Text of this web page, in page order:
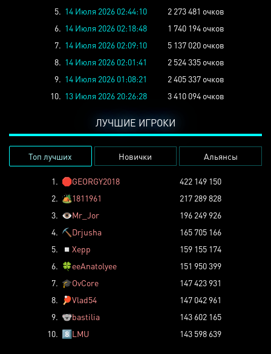
5. 14 Июля 2026 02:44:10
2 273 481 очков
6. 14 Июля 2026 02:18:48
1 740 194 очков
7. 14 Июля 2026 02:09:10
5 137 020 очков
8. 14 Июля 2026 02:01:41
2 524 335 очков
9. 14 Июля 2026 01:08:21
2 405 337 очков
10. 13 Июля 2026 20:26:28 3 410 094 очков
ЛУЧШИЕ ИГРОКИ
Топ лучших Новички Альянсы
1. 🛑GEORGY2018
422 149 150
2. 🏕️1811961
217 289 828
3. 👁️Mr_Jor
196 249 926
4. ⛏️ Drjusha
165 705 166
5.
◽ Xepp
159 155 174
6. 🍀eeAnatolyee
151 950 399
7. 🎓OvCore
147 423 931
8.
🏓Vlad54
147 042 961
9. 🐨bastilia
143 602 165
10. 8️⃣LMU 143 598 639